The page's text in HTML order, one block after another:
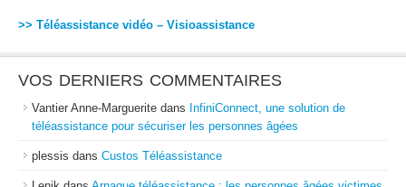
>> Téléassistance vidéo – Visioassistance
VOS DERNIERS COMMENTAIRES
Vantier Anne-Marguerite dans InfiniConnect, une solution de
téléassistance pour sécuriser les personnes âgées
plessis dans Custos Téléassistance